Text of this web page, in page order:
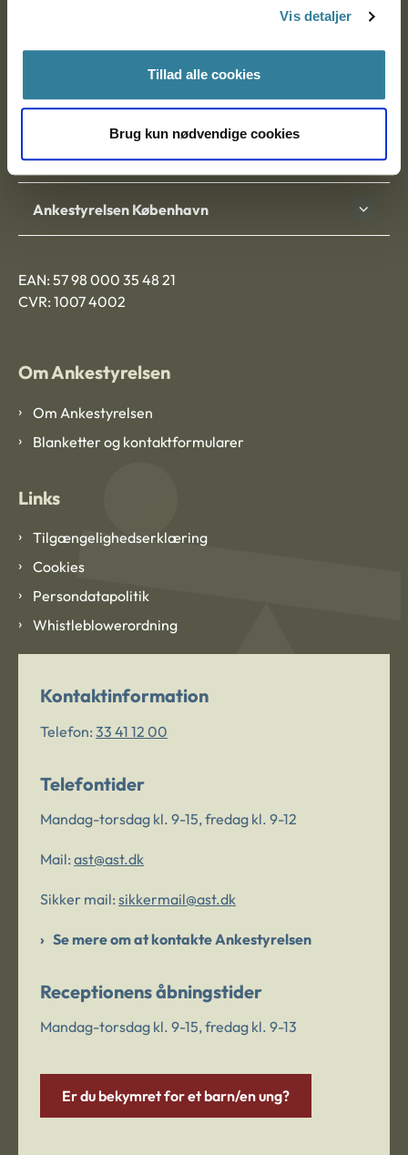
Vis detaljer
Tillad alle cookies
Brug kun nødvendige cookies
Ankestyrelsen Aalborg
Ankestyrelsen København
EAN: 57 98 000 35 48 21
CVR: 1007 4002
Om Ankestyrelsen
Om Ankestyrelsen
Blanketter og kontaktformularer
Links
Tilgængelighedserklæring
Cookies
Persondatapolitik
Whistleblowerordning
Kontaktinformation
Telefon: 33 41 12 00
Telefontider
Mandag-torsdag kl. 9-15, fredag kl. 9-12
Mail: ast@ast.dk
Sikker mail: sikkermail@ast.dk
Se mere om at kontakte Ankestyrelsen
Receptionens åbningstider
Mandag-torsdag kl. 9-15, fredag kl. 9-13
Er du bekymret for et barn/en ung?